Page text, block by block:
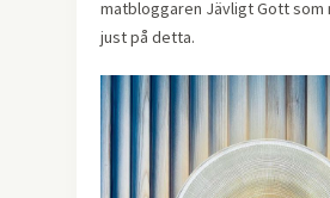
matbloggaren Jävligt Gott som
just på detta.